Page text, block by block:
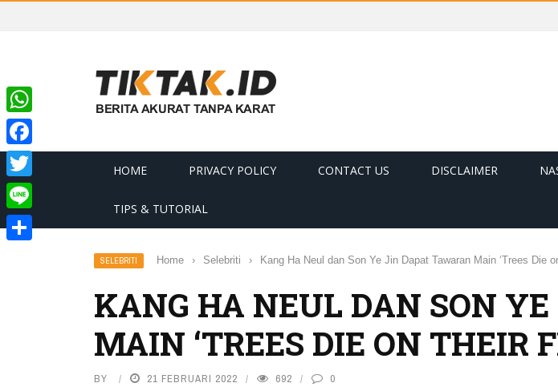
HOME PRIVACY POLICY CONTACT US DISCLAIMER
TIPS & TUTORIAL
SELEBRITI Home › Selebriti › Kang Ha Neul dan Son Ye Jin Dapat Tawaran Main ‘Trees Die
KANG HA NEUL DAN SON
MAIN ‘TREES DIE ON THEIR
BY 21 FEBRUARI 2022 692 0
WhatsApp
Facebook
Twitter
Line